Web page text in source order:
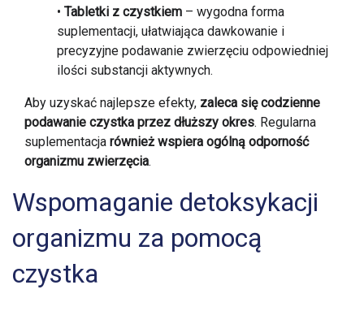
• Tabletki z czystkiem – wygodna forma
suplementacji, ułatwiająca dawkowanie i
precyzyjne podawanie zwierzęciu odpowiedniej
ilości substancji aktywnych.
Aby uzyskać najlepsze efekty, zaleca się codzienne
podawanie czystka przez dłuższy okres. Regularna
suplementacja również wspiera ogólną odporność
organizmu zwierzęcia.
Wspomaganie detoksykacji
organizmu za pomocą
czystka